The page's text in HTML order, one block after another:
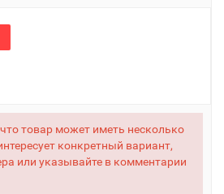
товар может иметь несколько
конкретный вариант,
или указывайте в комментарии